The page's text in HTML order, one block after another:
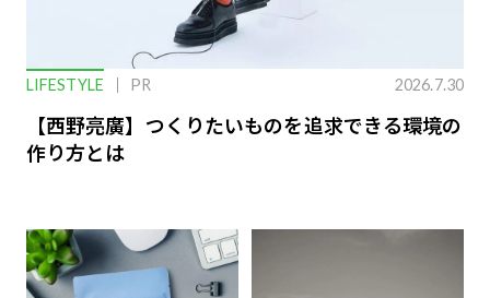
LIFESTYLE PR 2026.7.30
【西野亮廣】つくりたいものを追求できる環境の
作り方とは